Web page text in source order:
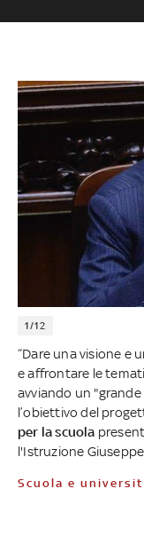
1/12
“Dare una visione e
e affrontare le
avviando un
l’obiettivo del
per la scuola
l'Istruzione
Scuola e